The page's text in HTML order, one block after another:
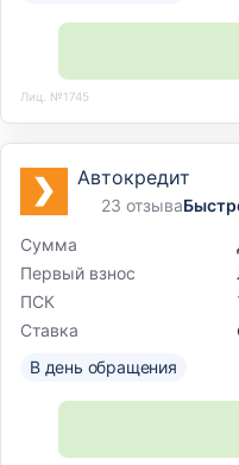
Лиц. №1745
Автокредит
23 отзыва
Сумма
Первый взнос
ПСК
Ставка
В день обращения